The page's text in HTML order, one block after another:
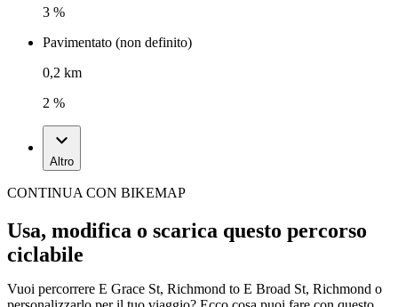
3 %
Pavimentato (non definito)
0,2 km
2 %
Altro
CONTINUA CON BIKEMAP
Usa, modifica o scarica questo percorso
ciclabile
Vuoi percorrere E Grace St, Richmond to E Broad St, Richmond o